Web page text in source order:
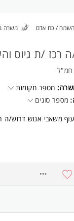
/ כח אדם משרה
רכז /ת גיוס
חמ"ל
מספר מקומות
מספר סוגים
משאבי אנוש דרוש/ה
כולל?
לאורך כל הדרך
מנהלים בארגונים